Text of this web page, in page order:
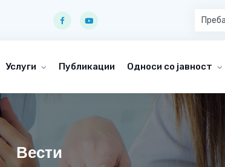
Услуги Публикации Односи со јавност
Вести